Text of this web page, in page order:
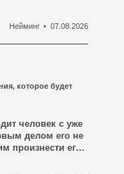
должен быть
что можно
просим
в
сам всё видит:
в слово.
Нейминг 07.08.2026
которое будет
человек с уже
делом его не
произнести его
слух — так, как